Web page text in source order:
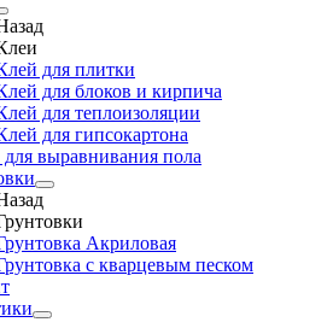
для плитки
для блоков и кирпича
для теплоизоляции
для гипсокартона
выравнивания пола
Акриловая
с кварцевым песком